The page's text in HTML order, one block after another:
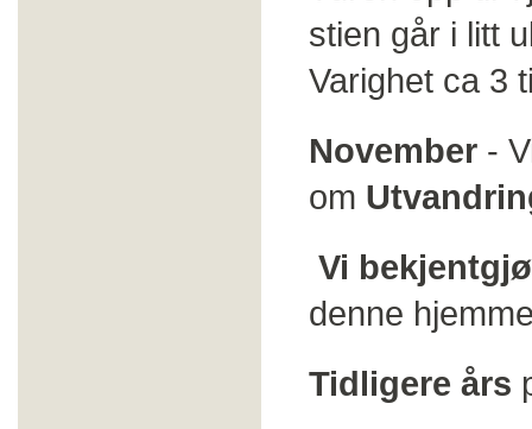
stien går i litt
Varighet ca 3
November -
om
Vi
denne
Tidligere års